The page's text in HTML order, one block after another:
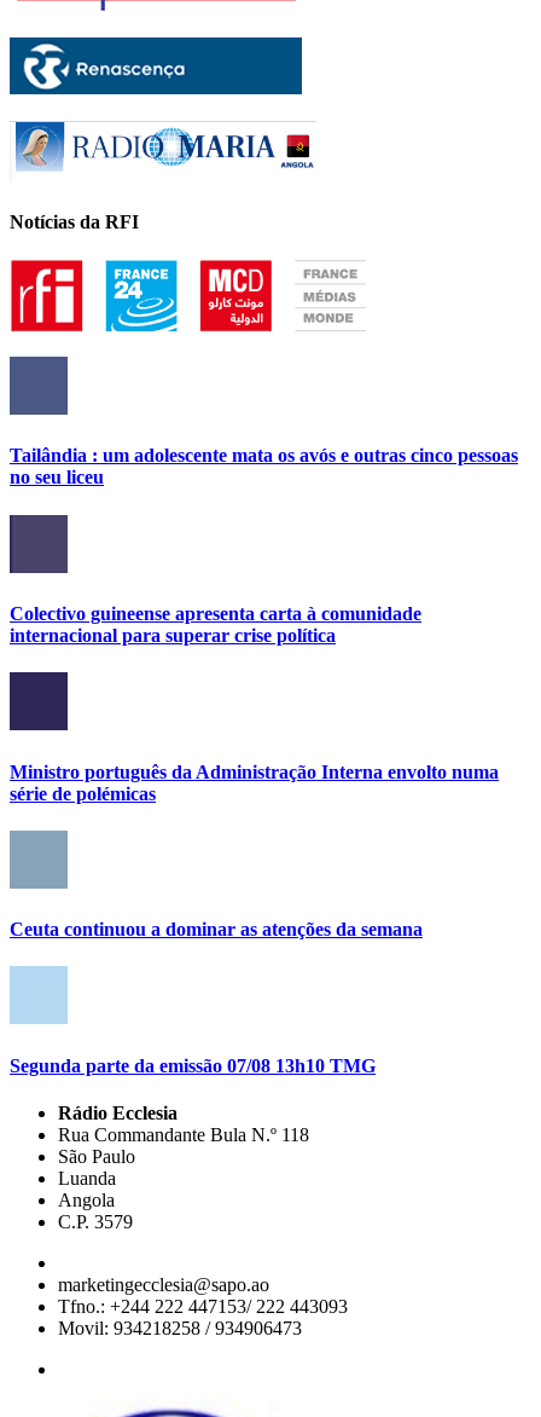
Notícias da RFI
Tailândia : um adolescente mata os avós e outras cinco pessoas
no seu liceu
Colectivo guineense apresenta carta à comunidade
internacional para superar crise política
Ministro português da Administração Interna envolto numa
série de polémicas
Ceuta continuou a dominar as atenções da semana
Segunda parte da emissão 07/08 13h10 TMG
Rádio Ecclesia
Rua Commandante Bula N.º 118
São Paulo
Luanda
Angola
C.P. 3579
marketingecclesia@sapo.ao
Tfno.: +244 222 447153/ 222 443093
Movil: 934218258 / 934906473